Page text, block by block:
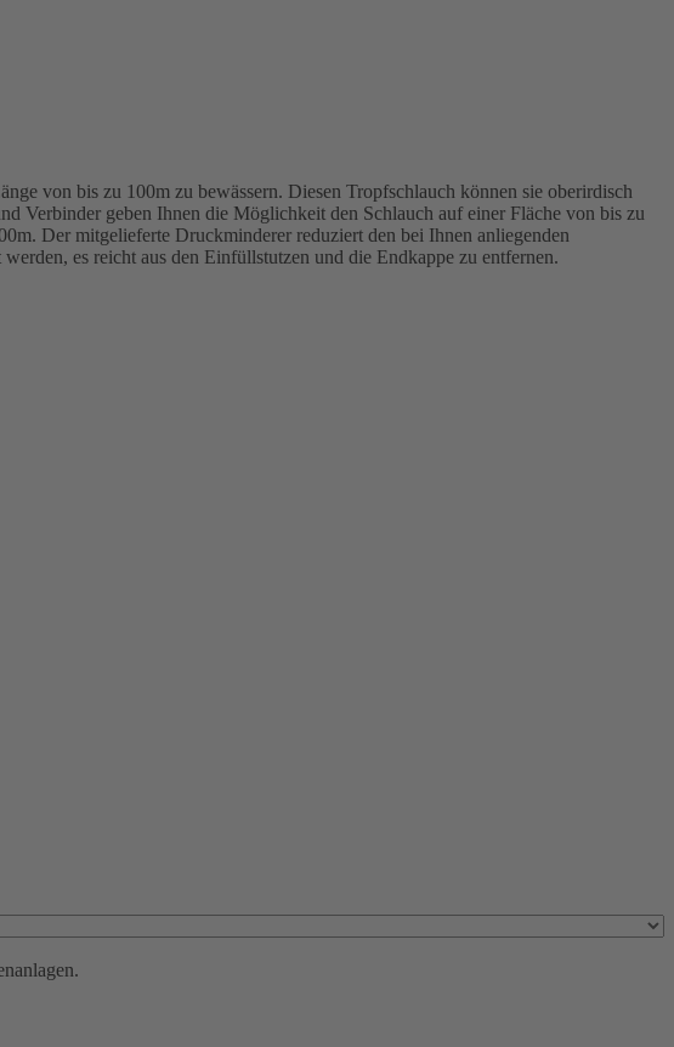
von bis zu 100m zu bewässern. Diesen Tropfschlauch können sie oberirdisch
Verbinder geben Ihnen die Möglichkeit den Schlauch auf einer Fläche von bis zu
Der mitgelieferte Druckminderer reduziert den bei Ihnen anliegenden
es reicht aus den Einfüllstutzen und die Endkappe zu entfernen.